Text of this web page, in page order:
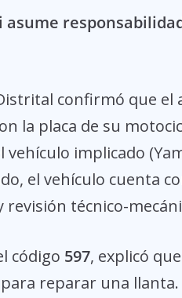
asume
confirmó que
la placa de su
implicado
el vehículo cuenta
revisión técnico-
código 597, explicó
reparar una